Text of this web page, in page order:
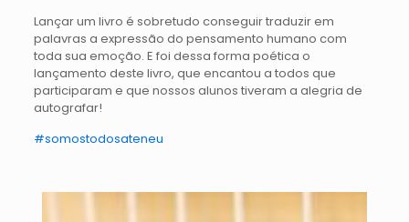
Lançar um livro é sobretudo conseguir traduzir em
palavras a expressão do pensamento humano com
toda sua emoção. E foi dessa forma poética o
lançamento deste livro, que encantou a todos que
participaram e que nossos alunos tiveram a alegria de
autografar!
#somostodosateneu